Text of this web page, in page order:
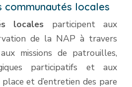
communautés locales
locales participent aux
de la NAP à travers
missions de patrouilles,
participatifs et aux
et d’entretien des pare